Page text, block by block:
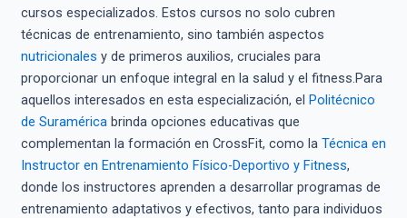
cursos especializados. Estos cursos no solo cubren
técnicas de entrenamiento, sino también aspectos
nutricionales y de primeros auxilios, cruciales para
proporcionar un enfoque integral en la salud y el fitness.Para
aquellos interesados en esta especialización, el Politécnico
de Suraméricabrinda opciones educativas que
complementan la formación en CrossFit, como la Técnica en
Instructor en Entrenamiento Físico-Deportivo y Fitness,
donde los instructores aprenden a desarrollar programas de
entrenamiento adaptativos y efectivos, tanto para individuos